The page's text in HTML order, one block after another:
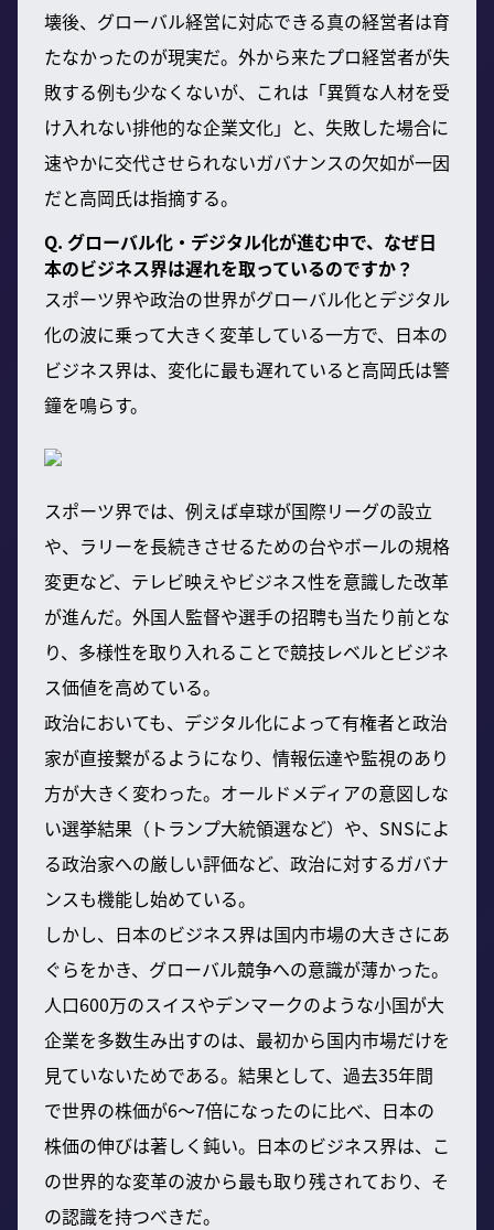
壊後、グローバル経営に対応できる真の経営者は育
たなかったのが現実だ。外から来たプロ経営者が失
敗する例も少なくないが、これは「異質な人材を受
け入れない排他的な企業文化」と、失敗した場合に
速やかに交代させられないガバナンスの欠如が一因
だと高岡氏は指摘する。
Q. グローバル化・デジタル化が進む中で、なぜ日
本のビジネス界は遅れを取っているのですか？
スポーツ界や政治の世界がグローバル化とデジタル
化の波に乗って大きく変革している一方で、日本の
ビジネス界は、変化に最も遅れていると高岡氏は警
鐘を鳴らす。
スポーツ界では、例えば卓球が国際リーグの設立
や、ラリーを長続きさせるための台やボールの規格
変更など、テレビ映えやビジネス性を意識した改革
が進んだ。外国人監督や選手の招聘も当たり前とな
り、多様性を取り入れることで競技レベルとビジネ
ス価値を高めている。
政治においても、デジタル化によって有権者と政治
家が直接繋がるようになり、情報伝達や監視のあり
方が大きく変わった。オールドメディアの意図しな
い選挙結果（トランプ大統領選など）や、SNSによ
る政治家への厳しい評価など、政治に対するガバナ
ンスも機能し始めている。
しかし、日本のビジネス界は国内市場の大きさにあ
ぐらをかき、グローバル競争への意識が薄かった。
人口600万のスイスやデンマークのような小国が大
企業を多数生み出すのは、最初から国内市場だけを
見ていないためである。結果として、過去35年間
で世界の株価が6〜7倍になったのに比べ、日本の
株価の伸びは著しく鈍い。日本のビジネス界は、こ
の世界的な変革の波から最も取り残されており、そ
の認識を持つべきだ。